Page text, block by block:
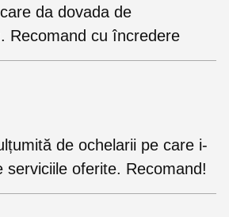
da dovada de
Recomand cu încredere
de ochelarii pe care i-
serviciile oferite. Recomand!